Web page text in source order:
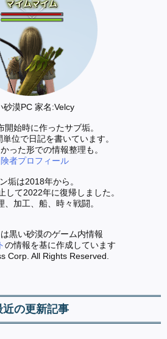
砂漠PC 家名:Velcy
開始時に作ったサブ垢。
位で日記を書いています。
った形での情報整理も。
者プロフィール
垢は2018年から。
して2022年に復帰しました。
、加工、船、時々戦闘。
黒い砂漠のゲーム内情報
の情報を基に作成しています
Corp. All Rights Reserved.
近の更新記事